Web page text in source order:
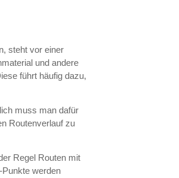
steht vor einer
und andere
führt häufig dazu,
muss man dafür
Routenverlauf zu
Regel Routen mit
werden